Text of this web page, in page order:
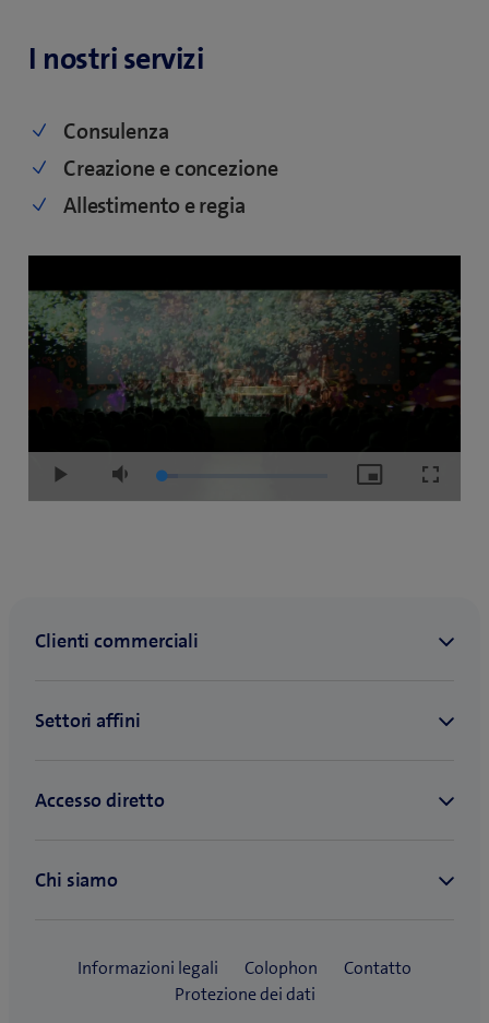
I nostri servizi
Consulenza
Creazione e concezione
Allestimento e regia
Play Mute Loaded
Picture-
in-